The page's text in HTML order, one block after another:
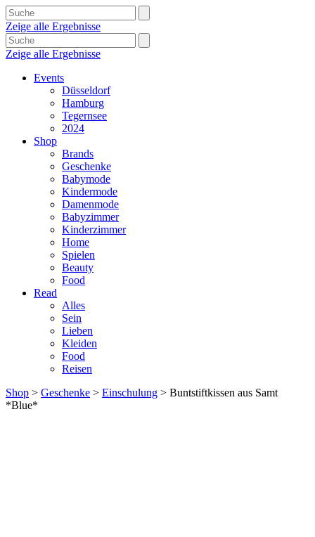
Zeige alle Ergebnisse
Zeige alle Ergebnisse
Events
Düsseldorf
Hamburg
Tegernsee
2024
Shop
Brands
Geschenke
Babymode
Kindermode
Damenmode
Babyzimmer
Kinderzimmer
Home
Spielen
Beauty
Food
Read
Alles
Sein
Lieben
Kleiden
Food
Reisen
Shop > Geschenke > Einschulung > Buntstiftkissen aus Samt
*Blue*